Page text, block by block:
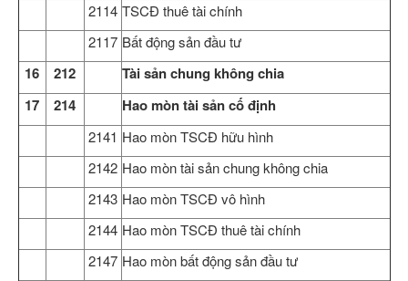
2114 TSCĐ thuê tài chính
2117 Bất động sản đầu tư
16 212
Tài sản chung không chia
17
214 Hao mòn tài sản cố định
2141 Hao mòn TSCĐ hữu hình
2142 Hao mòn tài sản chung không chia
2143 Hao mòn TSCĐ vô hình
2144 Hao mòn TSCĐ thuê tài chính
2147 Hao mòn bất động sản đầu tư